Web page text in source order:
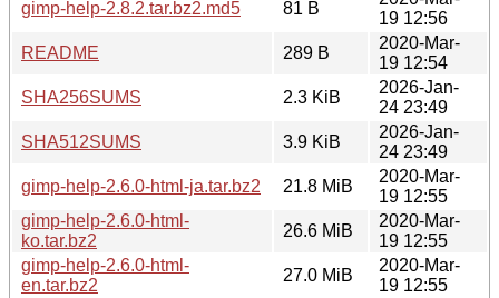
gimp-help-2.8.2.tar.bz2.md5
81 B
19 12:56
README
289 B
2020-Mar-
19 12:54
SHA256SUMS
2.3 KiB
2026-Jan-
24 23:49
SHA512SUMS
3.9 KiB
2026-Jan-
24 23:49
gimp-help-2.6.0-html-ja.tar.bz2
21.8 MiB
2020-Mar-
19 12:55
gimp-help-2.6.0-html-
ko.tar.bz2
26.6 MiB
2020-Mar-
19 12:55
gimp-help-2.6.0-html-
en.tar.bz2
27.0 MiB
2020-Mar-
19 12:55